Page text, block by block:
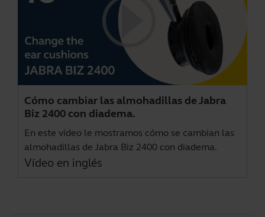
Cómo cambiar las almohadillas de Jabra
Biz 2400 con diadema.
En este vídeo le mostramos cómo se cambian las
almohadillas de Jabra Biz 2400 con diadema.
Vídeo en inglés